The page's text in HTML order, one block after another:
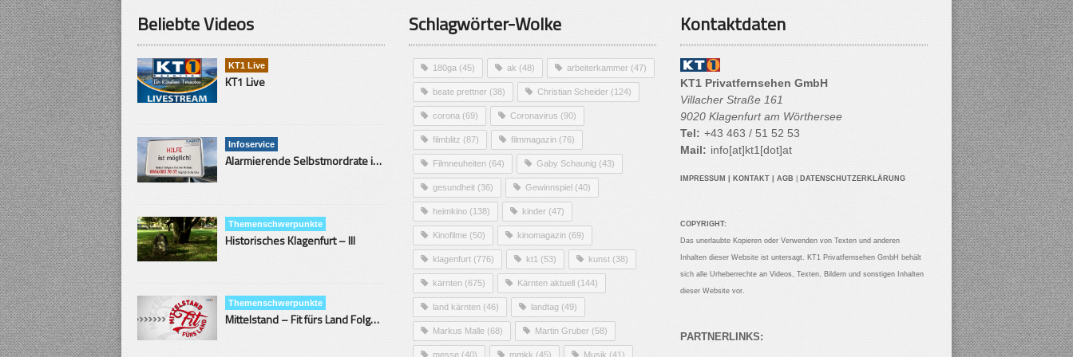
Beliebte Videos
KT1 Live
KT1 Live
Infoservice
Alarmierende Selbstmordrate in Kärnten
Themenschwerpunkte
Historisches Klagenfurt – III
Themenschwerpunkte
Mittelstand – Fit fürs Land Folge 9- Konditor
Schlagwörter-Wolke
180ga (45) ak (48) arbeiterkammer (47)
beate prettner (38) Christian Scheider (124)
corona (69) Coronavirus (90)
filmblitz (87) filmmagazin (76)
Filmneuheiten (64) Gaby Schaunig (43)
gesundheit (36) Gewinnspiel (40)
heimkino (138) kinder (47)
Kinofilme (50) kinomagazin (69)
klagenfurt (776) kt1 (53) kunst (38)
kärnten (675) Kärnten aktuell (144)
land kärnten (46) landtag (49)
Markus Malle (68) Martin Gruber (58)
messe (40) mmkk (45) Musik (41)
Kontaktdaten
KT1 Privatfernsehen GmbH
Villacher Straße 161
9020 Klagenfurt am Wörthersee
Tel: +43 463 / 51 52 53
Mail: info[at]kt1[dot]at
IMPRESSUM KONTAKT AGB DATENSCHUTZERKLÄRUNG
COPYRIGHT:
Das unerlaubte Kopieren oder Verwenden von Texten und anderen
Inhalten dieser Website ist untersagt. KT1 Privatfernsehen GmbH behält
sich alle Urheberrechte an Videos, Texten, Bildern und sonstigen Inhalten
dieser Website vor.
PARTNERLINKS: